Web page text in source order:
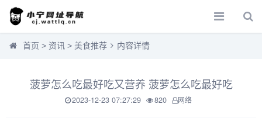
首页 > 资讯 > 美食推荐 内容详情
菠萝怎么吃最好吃又营养 菠萝怎么吃最好吃
2023-12-23 07:27:29 820 网络